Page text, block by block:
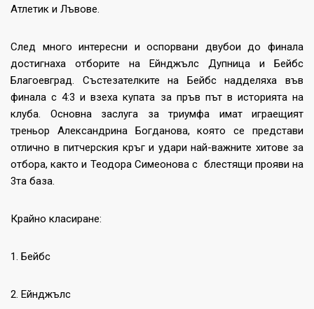
Атлетик и Лъвове.
След много интересни и оспорвани двубои до финала
достигнаха отборите на Ейнджълс Дупница и Бейбс
Благоевград. Състезателките на Бейбс надделяха във
финала с 4:3 и взеха купата за пръв път в историята на
клуба. Основна заслуга за триумфа имат играещият
треньор Александрина Богданова, която се представи
отлично в питчерския кръг и удари най-важните хитове за
отбора, както и Теодора Симеонова с блестящи прояви на
3та база.
Крайно класиране:
1. Бейбс
2. Ейнджълс